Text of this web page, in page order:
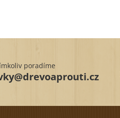
poradíme